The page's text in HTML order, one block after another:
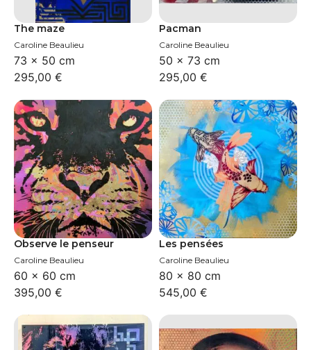
The maze
Caroline Beaulieu
73 × 50 cm
295,00 €
Pacman
Caroline Beaulieu
50 × 73 cm
295,00 €
Observe le penseur
Caroline Beaulieu
60 × 60 cm
395,00 €
Les pensées
Caroline Beaulieu
80 × 80 cm
545,00 €